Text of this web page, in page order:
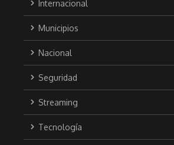
Internacional
Municipios
Nacional
Seguridad
Streaming
Tecnología